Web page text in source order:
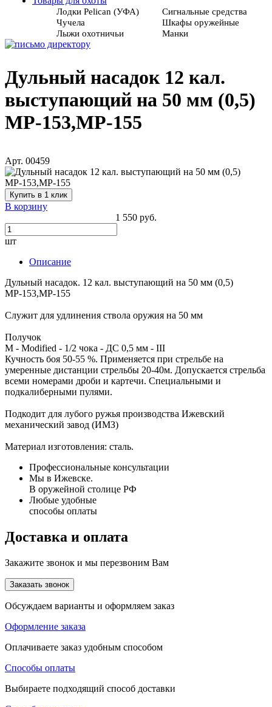
Лодки Pelican (УФА)
Сигнальные средства
Чучела
Шкафы оружейные
Лыжи охотничьи
Манки
Дульный насадок 12 кал.
выступающий на 50 мм (0,5)
МР-153,МР-155
Арт. 00459
Купить в 1 клик
В корзину
1 550 руб.
шт
Описание
Дульный насадок. 12 кал. выступающий на 50 мм (0,5)
МР-153,МР-155
Служит для удлинения ствола оружия на 50 мм
Получок
M - Modified - 1/2 чока - ДС 0,5 мм - III
Кучность боя 50-55 %. Применяется при стрельбе на
умеренные дистанции стрельбы 20-40м. Допускается стрельба
всеми номерами дроби и картечи. Специальными и
подкалиберными пулями.
Подкодит для лубого ружья производства Ижевский
механический завод (ИМЗ)
Материал изготовления: сталь.
Профессиональные консультации
Мы в Ижевске.
В оружейной столице РФ
Любые удобные
способы оплаты
Доставка и оплата
Закажите звонок и мы перезвоним Вам
Заказать звонок
Обсуждаем варианты и оформляем заказ
Оформление заказа
Оплачиваете заказ удобным способом
Способы оплаты
Выбираете подходящий способ доставки